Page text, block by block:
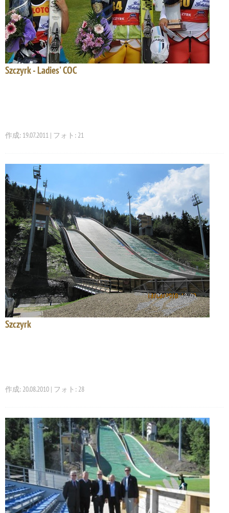
Szczyrk - Ladies' COC
作成: 19.07.2011 | フォト: 21
Szczyrk
作成: 20.08.2010 | フォト: 28